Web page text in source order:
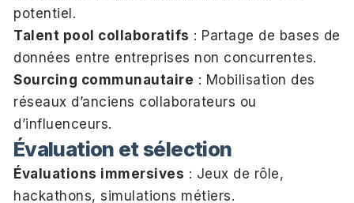
potentiel.
Talent pool collaboratifs : Partage de bases de
données entre entreprises non concurrentes.
Sourcing communautaire : Mobilisation des
réseaux d’anciens collaborateurs ou
d’influenceurs.
Évaluation et sélection
Évaluations immersives : Jeux de rôle,
hackathons, simulations métiers.